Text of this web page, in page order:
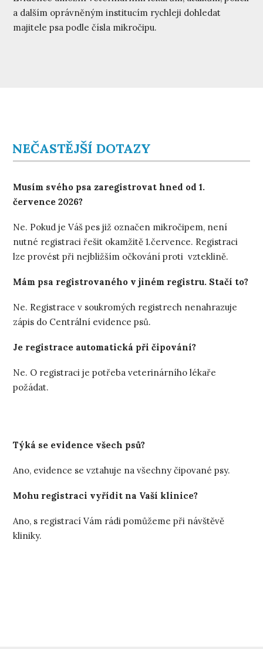
a dalším oprávněným institucím rychleji dohledat
majitele psa podle čísla mikročipu.
NEČASTĚJŠÍ DOTAZY
Musím svého psa zaregistrovat hned od 1.
července 2026?
Ne. Pokud je Váš pes již označen mikročipem, není
nutné registraci řešit okamžitě 1.července. Registraci
lze provést při nejbližším očkování proti vzteklině.
Mám psa registrovaného v jiném registru. Stačí to?
Ne. Registrace v soukromých registrech nenahrazuje
zápis do Centrální evidence psů.
Je registrace automatická při čipování?
Ne. O registraci je potřeba veterinárního lékaře
požádat.
Týká se evidence všech psů?
Ano, evidence se vztahuje na všechny čipované psy.
Mohu registraci vyřídit na Vaší klinice?
Ano, s registrací Vám rádi pomůžeme při návštěvě
kliniky.